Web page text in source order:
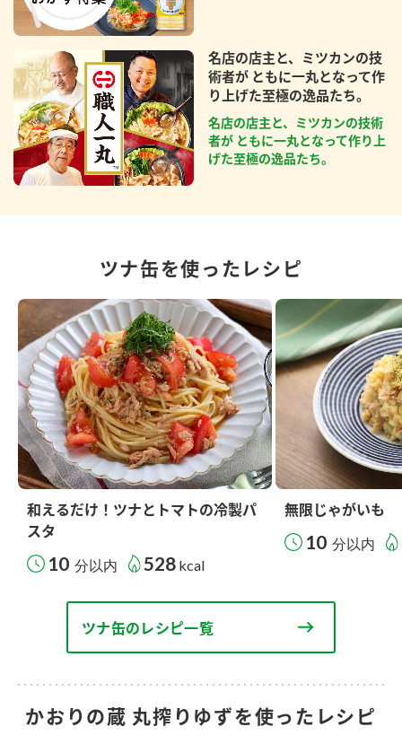
名店の店主と、ミツカンの技
術者が ともに一丸となって作
り上げた至極の逸品たち。
名店の店主と、ミツカンの技術
者が ともに一丸となって作り上
げた至極の逸品たち。
ツナ缶を使ったレシピ
和えるだけ！ツナとトマトの冷製パ
スタ
10 分以内 528 kcal
無限じゃがいも
10 分以内
ツナ缶のレシピ一覧
かおりの蔵 丸搾りゆずを使ったレシピ